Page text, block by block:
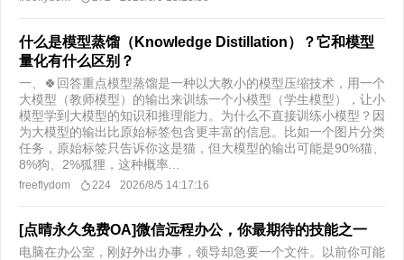
什么是模型蒸馏（Knowledge Distillation）？它和模型
量化有什么区别？
一、🍀回答重点模型蒸馏是一种以大教小的模型压缩技术，用一个
大模型（教师模型）的输出来训练一个小模型（学生模型），让小
模型学到大模型的知识和推理能力。为什么不直接训练小模型？因
为大模型的输出比原始标签包含更丰富的信息。比如一个图片分类
任务，原始标签只告诉你这是猫，但大模型的输出可能是90%猫、
8%狗、2%狐狸，这种概率...
freeflydom 224 2026/8/5 14:17:16
[点晴永久免费OA]微信远程办公，你最期待的技能之一
电脑在办公室，刚好外出办事，领导却急要一个文件。以前你可能